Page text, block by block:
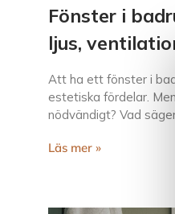
Fönster i
ljus,
Att ha ett fönster i
estetiska fördelar.
nödvändigt? Vad
Läs mer »